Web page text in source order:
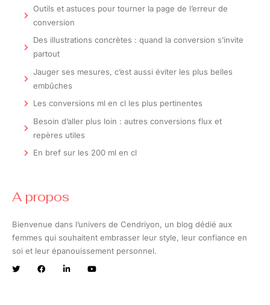
Outils et astuces pour tourner la page de l’erreur de
conversion
Des illustrations concrètes : quand la conversion s’invite
partout
Jauger ses mesures, c’est aussi éviter les plus belles
embûches
Les conversions ml en cl les plus pertinentes
Besoin d’aller plus loin : autres conversions flux et
repères utiles
En bref sur les 200 ml en cl
A propos
Bienvenue dans l’univers de Cendriyon, un blog dédié aux
femmes qui souhaitent embrasser leur style, leur confiance en
soi et leur épanouissement personnel.